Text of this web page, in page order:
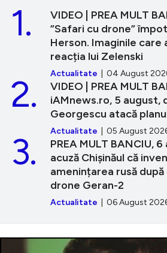
VIDEO | PREA MULT
”Safari cu drone”
Herson. Imaginile care
reacția lui Zelenski
Actualitate | 04 August
1.
VIDEO | PREA MULT
iAMnews.ro, 5 august,
Georgescu atacă
Actualitate | 05 August
2.
PREA MULT BANCIU,
acuză Chișinăul că
amenințarea rusă
drone Geran-2
Actualitate | 06 August
3.